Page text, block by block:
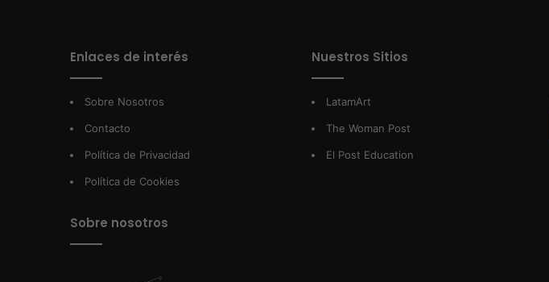
Enlaces de interés
Sobre Nosotros
Contacto
Política de Privacidad
Política de Cookies
Sobre nosotros
Nuestros Sitios
LatamArt
The Woman Post
El Post Education